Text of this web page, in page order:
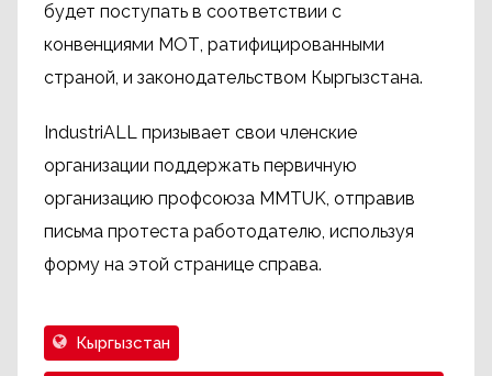
будет поступать в соответствии с
конвенциями МОТ, ратифицированными
страной, и законодательством Кыргызстана.
IndustriALL призывает свои членские
организации поддержать первичную
организацию профсоюза MMTUK, отправив
письма протеста работодателю, используя
форму на этой странице справа.
Кыргызстан